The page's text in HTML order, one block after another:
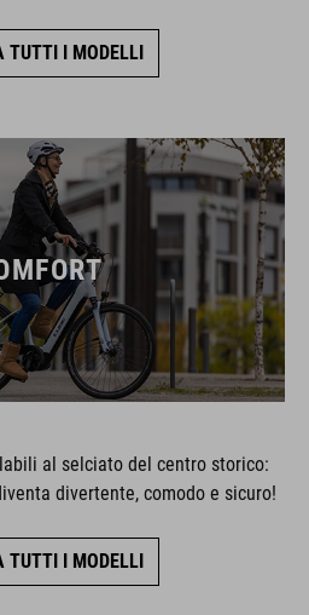
TUTTI I MODELLI
al selciato del centro storico:
divertente, comodo e sicuro!
TUTTI I MODELLI